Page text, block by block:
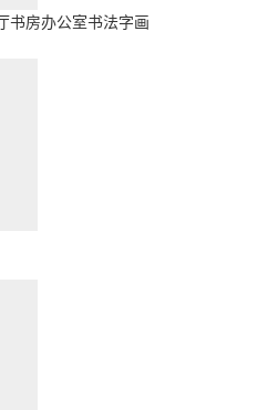
书房办公室书法字画